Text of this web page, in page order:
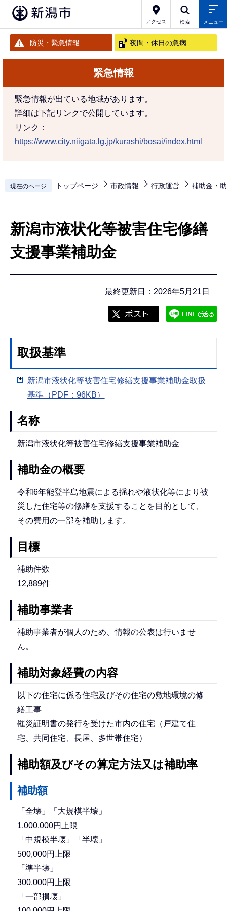
アクセス 検索 メニュー
防災・緊急情報 夜間・休日の急病
緊急情報
緊急情報が出ている地域があります。
詳細は下記リンクで公開しています。
リンク：
https://www.city.niigata.lg.jp/kurashi/bosai/index.html
現在のページ トップページ 市政情報 行政運営 補助金・
新潟市液状化等被害住宅修繕
支援事業補助金
最終更新日：2026年5月21日
取扱基準
新潟市液状化等被害住宅修繕支援事業補助金取扱
基準（PDF：96KB）
名称
新潟市液状化等被害住宅修繕支援事業補助金
補助金の概要
令和6年能登半島地震による揺れや液状化等により被
災した住宅等の修繕を支援することを目的として、
その費用の一部を補助します。
目標
補助件数
12,889件
補助事業者
補助事業者が個人のため、情報の公表は行いませ
ん。
補助対象経費の内容
以下の住宅に係る住宅及びその住宅の敷地環境の修
繕工事
罹災証明書の発行を受けた市内の住宅（戸建て住
宅、共同住宅、長屋、多世帯住宅）
補助額及びその算定方法又は補助率
補助額
「全壊」「大規模半壊」
1,000,000円上限
「中規模半壊」「半壊」
500,000円上限
「準半壊」
300,000円上限
「一部損壊」